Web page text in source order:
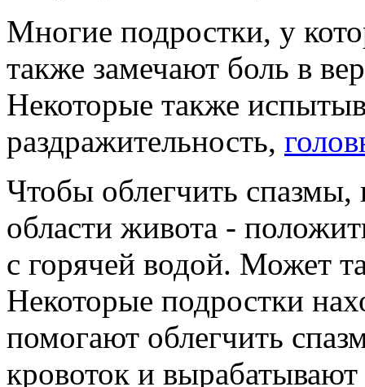
Многие подростки, у
также замечают боль в
Некоторые также
раздражительность,
Чтобы облегчить
области живота -
с горячей водой. Может
Некоторые подростки
помогают облегчить
кровоток и